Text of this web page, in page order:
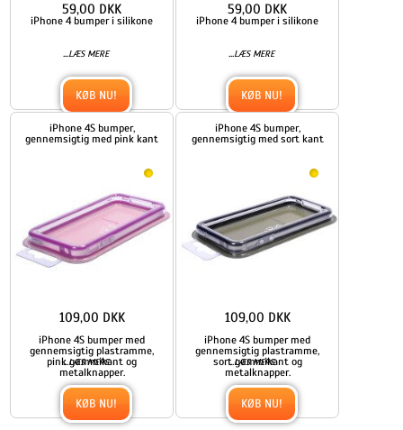
iPhone 4 bumper i silikone
...LÆS MERE
59,00 DKK
KØB NU!
iPhone 4 bumper i silikone
...LÆS MERE
59,00 DKK
KØB NU!
iPhone 4S bumper,
gennemsigtig med pink kant
iPhone 4S bumper med
gennemsigtig plastramme,
pink gummikant og
metalknapper.
...LÆS MERE
109,00 DKK
KØB NU!
iPhone 4S bumper,
gennemsigtig med sort kant
iPhone 4S bumper med
gennemsigtig plastramme,
sort gummikant og
metalknapper.
...LÆS MERE
109,00 DKK
KØB NU!